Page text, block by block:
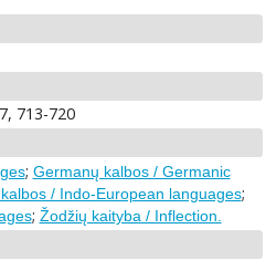
713-720
; Germanų kalbos / Germanic
/ Indo-European languages;
; Žodžių kaityba / Inflection.